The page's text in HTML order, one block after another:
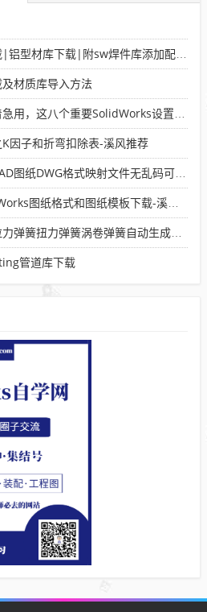
材库下载|附sw焊件库添加配置使用教程
材质库导入方法
个重要SolidWorks设置可以提高你的画图效率
因子和折弯扣除表-溪风推荐
格式映射文件无乱码可分层-溪风亲测推荐
图纸格式和图纸模板下载-溪风专用版
扭力弹簧涡卷弹簧自动生成宏程序下载
管道库下载